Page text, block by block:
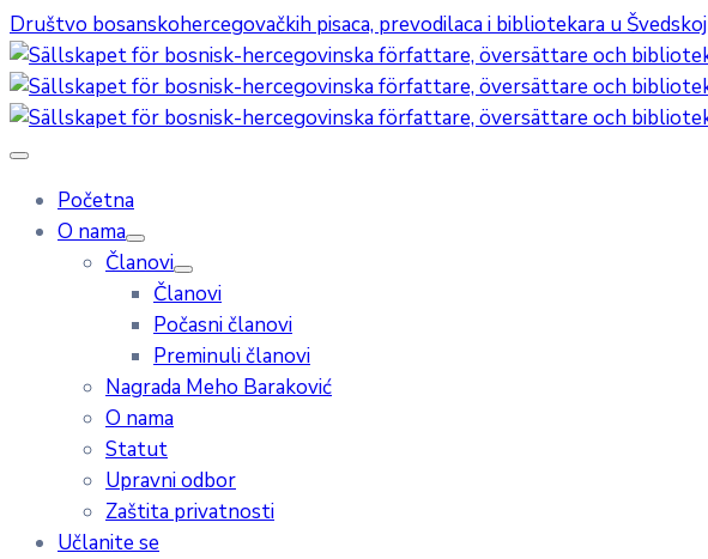
Društvo bosanskohercegovačkih pisaca, prevodilaca i bibliotekara u Švedskoj
Početna
O nama
Članovi
Članovi
Počasni članovi
Preminuli članovi
Nagrada Meho Baraković
O nama
Statut
Upravni odbor
Zaštita privatnosti
Učlanite se